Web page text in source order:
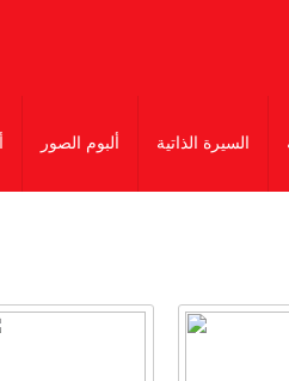
السيرة الذاتية ألبوم الصور